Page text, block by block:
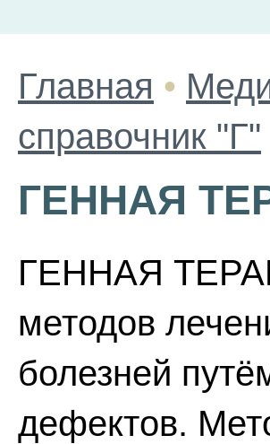
Главная •
справочник "Г"
ГЕННАЯ
ГЕННАЯ
методов
болезней
дефектов.